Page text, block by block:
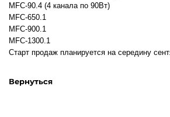
MFC-90.4 (4 канала по 90Вт)
MFC-650.1
MFC-900.1
MFC-1300.1
Старт продаж планируется на середину
Вернуться